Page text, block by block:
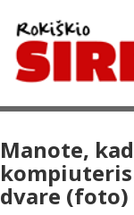
Manote,
dvare (foto)